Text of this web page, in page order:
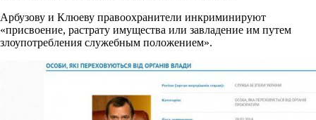
Арбузову и Клюеву правоохранители инкриминируют
«присвоение, растрату имущества или завладение им путем
злоупотребления служебным положением».